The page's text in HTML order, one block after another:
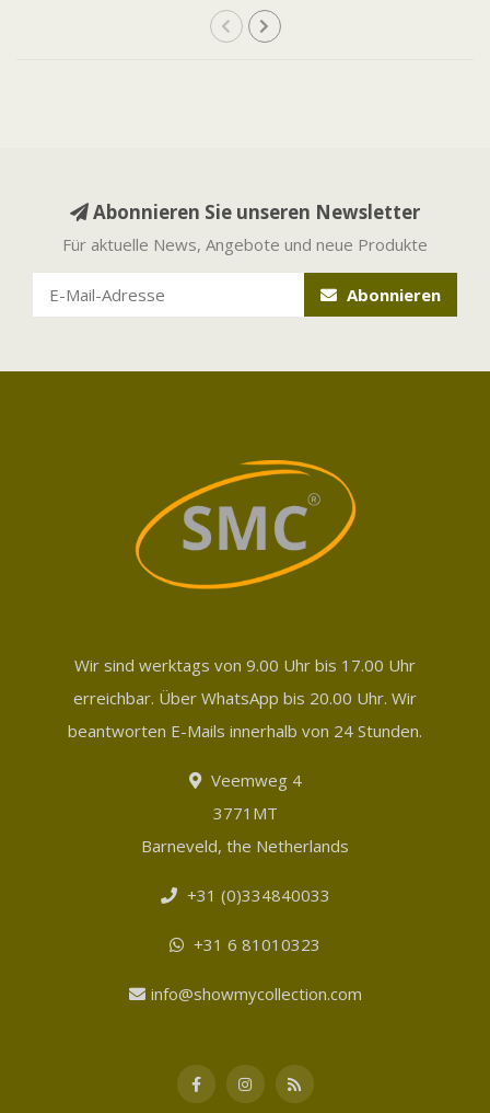
Abonnieren Sie unseren Newsletter
Für aktuelle News, Angebote und neue Produkte
Abonnieren
Wir sind werktags von 9.00 Uhr bis 17.00 Uhr
erreichbar. Über WhatsApp bis 20.00 Uhr. Wir
beantworten E-Mails innerhalb von 24 Stunden.
Veemweg 4
3771MT
Barneveld, the Netherlands
+31 (0)334840033
+31 6 81010323
info@showmycollection.com